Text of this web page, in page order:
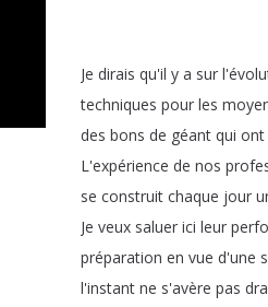
Je dirais qu'il y a sur
techniques pour les
des bons de géant qui ont
L'expérience de nos
se construit chaque jour
Je veux saluer ici leur
préparation en vue d'une
l'instant ne s'avère pas